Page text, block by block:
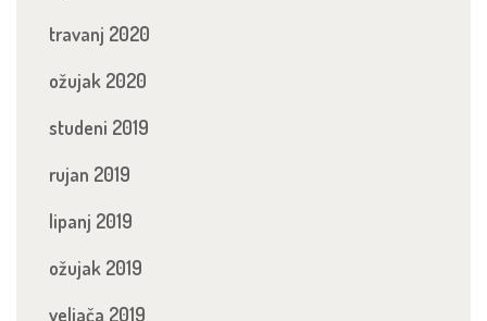
travanj 2020
ožujak 2020
studeni 2019
rujan 2019
lipanj 2019
ožujak 2019
veljača 2019